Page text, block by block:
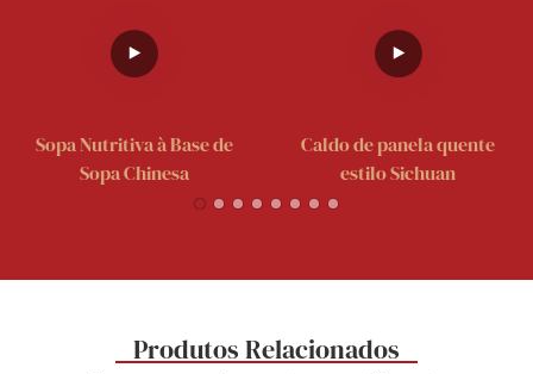
Sopa Nutritiva à Base de
Sopa Chinesa
Caldo de panela quente
estilo Sichuan
Produtos Relacionados